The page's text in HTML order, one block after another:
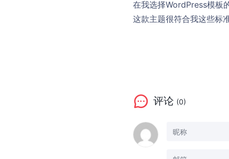
在我选择WordPress模板
这款主题很符合我这些标
评论 (0)